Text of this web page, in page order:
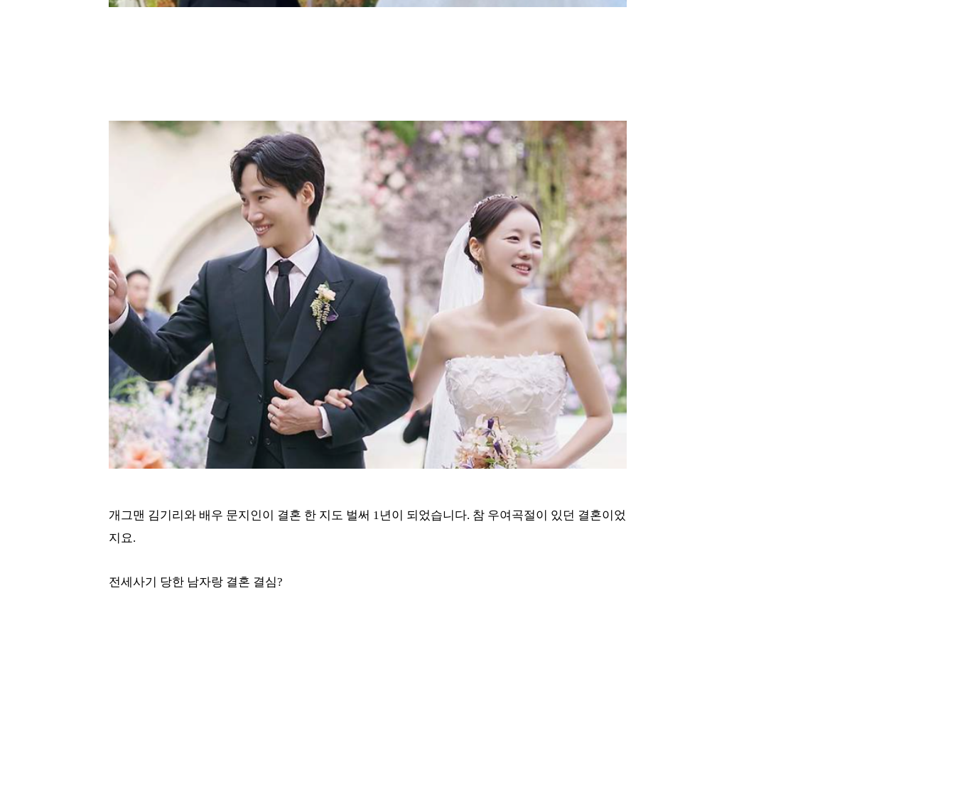
개그맨 김기리와 배우 문지인이 결혼 한 지도 벌써 1년이 되었습니다. 참 우여곡절이 있던 결혼이었
지요.
전세사기 당한 남자랑 결혼 결심?